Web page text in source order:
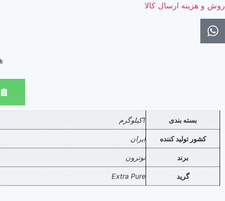
روش و هزینه ارسال کالا
بسته بندی 1کیلوگرم
کشور تولید کننده ایران
برند نوترون
گرید Extra Pure